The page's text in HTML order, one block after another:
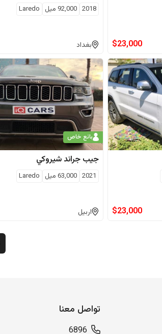
$23,000
2018
92,000 ميل Laredo
بغداد
$23,000
بائع خاص
جيب جراند شيروكي
2021
63,000 ميل Laredo
اربيل
تواصل معنا
6896